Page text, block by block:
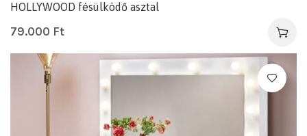
HOLLYWOOD fésülködő asztal
79.000 Ft